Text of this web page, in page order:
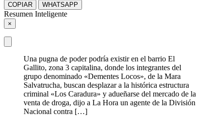
COPIAR WHATSAPP
Resumen Inteligente
×
Una pugna de poder podría existir en el barrio El
Gallito, zona 3 capitalina, donde los integrantes del
grupo denominado «Dementes Locos», de la Mara
Salvatrucha, buscan desplazar a la histórica estructura
criminal «Los Caradura» y adueñarse del mercado de la
venta de droga, dijo a La Hora un agente de la División
Nacional contra […]